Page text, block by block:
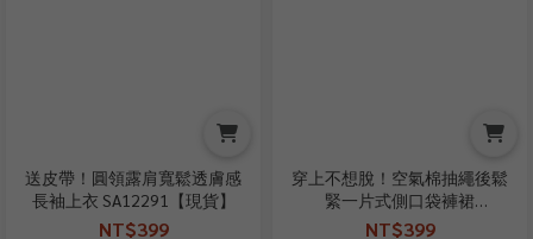
送皮帶！圓領露肩寬鬆透膚感
長袖上衣 SA12291【現貨】
NT$399
穿上不想脫！空氣棉抽繩後鬆
緊一片式側口袋褲裙
SY1197A91
NT$399